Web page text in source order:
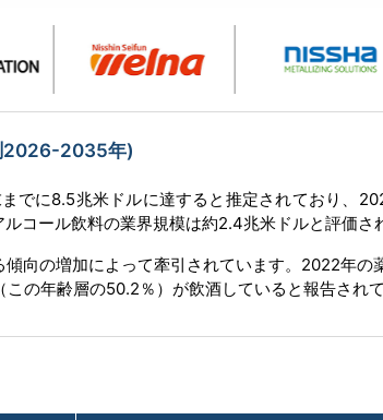
2026-2035年)
でに8.5兆米ドルに達すると推定されており、
コール飲料の業界規模は約2.4兆米ドルと評価さ
向の増加によって牽引されています。2022年の
の年齢層の50.2％）が飲酒していると報告されて